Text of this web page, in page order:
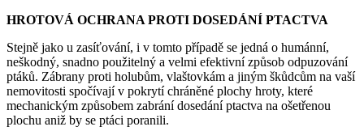
HROTOVÁ OCHRANA PROTI DOSEDÁNÍ PTACTVA
Stejně jako u zasíťování, i v tomto případě se jedná o humánní,
neškodný, snadno použitelný a velmi efektivní způsob odpuzování
ptáků. Zábrany proti holubům, vlaštovkám a jiným škůdcům na vaší
nemovitosti spočívají v pokrytí chráněné plochy hroty, které
mechanickým způsobem zabrání dosedání ptactva na ošetřenou
plochu aniž by se ptáci poranili.